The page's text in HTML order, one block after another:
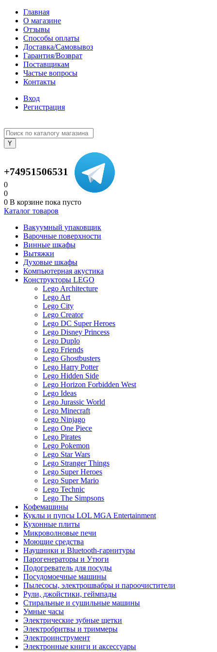
Главная
О магазине
Отзывы
Способы оплаты
Доставка/Самовывоз
Гарантия/Возврат
Поставщикам
Частые вопросы
Контакты
Вход
Регистрация
+74951506531
0
0
0 В корзине пока пусто
Каталог товаров
Вакуумный упаковщик
Варочные поверхности
Винные шкафы
Вытяжки
Духовые шкафы
Компьютерная акустика
Конструкторы LEGO
Lego Architecture
Lego Art
Lego City
Lego Creator
Lego DC Super Heroes
Lego Disney Princess
Lego Duplo
Lego Friends
Lego Ghostbusters
Lego Harry Potter
Lego Hidden Side
Lego Horizon Forbidden West
Lego Ideas
Lego Jurassic World
Lego Minecraft
Lego Ninjago
Lego One Piece
Lego Pirates
Lego Pokemon
Lego Star Wars
Lego Stranger Things
Lego Super Heroes
Lego Super Mario
Lego Technic
Lego The Simpsons
Кофемашины
Куклы и пупсы LOL MGA Entertainment
Кухонные плиты
Микроволновые печи
Моющие средства
Наушники и Bluetooth-гарнитуры
Парогенераторы и Утюги
Подогреватель для посуды
Посудомоечные машины
Пылесосы, электрошвабры и пароочистители
Рули, джойстики, геймпады
Стиральные и сушильные машины
Умные часы
Электрические зубные щетки
Электробритвы и триммеры
Электроинструмент
Электронные книги и аксессуары